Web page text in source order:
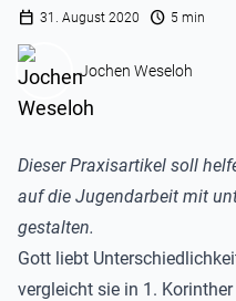
calendar_today 31. August 2020 schedule 5 min
Jochen Weseloh
Dieser Praxisartikel soll
auf die Jugendarbeit mit
gestalten.
Gott liebt
vergleicht sie in 1.